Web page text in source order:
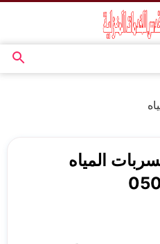
بحث
المياه